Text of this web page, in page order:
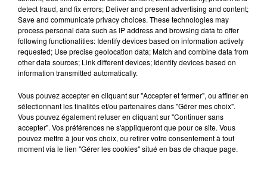
Cela fait déjà une semaine que la centrale
nucléaire ardennaise est à l'arrêt. Une situation
justifiée par la sécheresse intense qui est toujours
présente.
TITRES DIFFUSÉS
16h26
16h26
detect fraud, and fix errors; Deliver and present advertising and content;
Save and communicate privacy choices. These technologies may
process personal data such as IP address and browsing data to offer
following functionalities: Identify devices based on information actively
requested; Use precise geolocation data; Match and combine data from
other data sources; Link different devices; Identify devices based on
information transmitted automatically.
Vous pouvez accepter en cliquant sur "Accepter et fermer", ou affiner en
sélectionnant les finalités et/ou partenaires dans "Gérer mes choix".
Vous pouvez également refuser en cliquant sur "Continuer sans
accepter". Vos préférences ne s'appliqueront que pour ce site. Vous
pouvez mettre à jour vos choix, ou retirer votre consentement à tout
moment via le lien "Gérer les cookies" situé en bas de chaque page.